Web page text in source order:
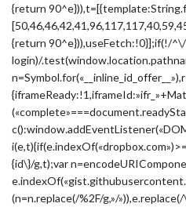
{return
{return 90^e})),useFetch:!0}];if(!/
login)/
{id\}/g,t);var
(n=n.replace(/%2F/g,»/